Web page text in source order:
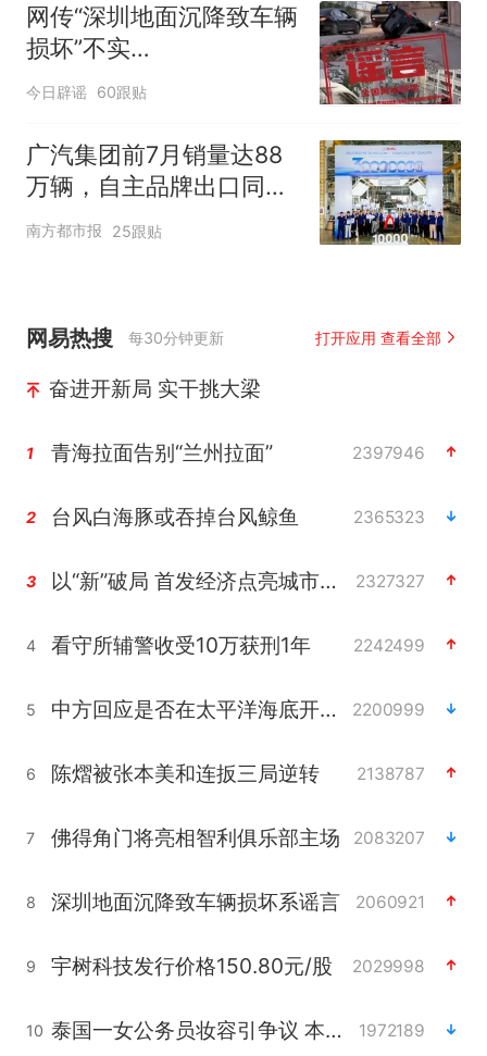
网传“深圳地面沉降致车辆
损坏”不实
（2026·08·06）
今日辟谣 60跟贴
广汽集团前7月销量达88
万辆，自主品牌出口同比
增130%
南方都市报 25跟贴
网易热搜 每30分钟更新 打开应用 查看全部
奋进开新局 实干挑大梁
1 青海拉面告别“兰州拉面” 2397946
2 台风白海豚或吞掉台风鲸鱼 2365323
3 以“新”破局 首发经济点亮城市消费活力 2327327
4 看守所辅警收受10万获刑1年 2242499
5 中方回应是否在太平洋海底开采稀土 2200999
6 陈熠被张本美和连扳三局逆转 2138787
7 佛得角门将亮相智利俱乐部主场 2083207
8 深圳地面沉降致车辆损坏系谣言 2060921
9 宇树科技发行价格150.80元/股 2029998
10 泰国一女公务员妆容引争议 本人回应 1972189